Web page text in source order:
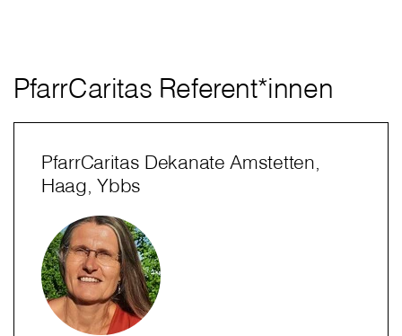
PfarrCaritas Referent*innen
PfarrCaritas Dekanate Amstetten,
Haag, Ybbs